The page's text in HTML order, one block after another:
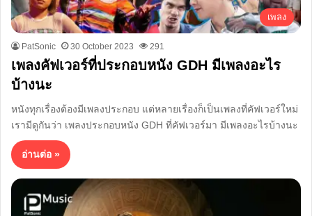
เพลง
PatSonic 30 October 2023 291
เพลงคัฟเวอร์ที่ประกอบหนัง GDH มีเพลงอะไร
บ้างนะ
หนังทุกเรื่องต้องมีเพลงประกอบ แต่หลายเรื่องก็เป็นเพลงที่คัฟเวอร์ใหม่
เรามีดูกันว่า เพลงประกอบหนัง GDH ที่คัฟเวอร์มา มีเพลงอะไรบ้างนะ
อ่านต่อ »